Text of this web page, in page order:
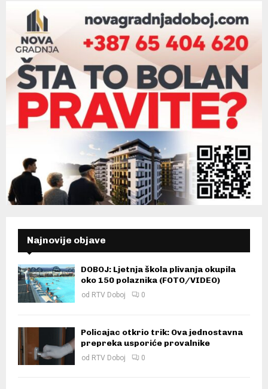
Najnovije objave
DOBOJ: Ljetnja škola plivanja okupila
oko 150 polaznika (FOTO/VIDEO)
od RTV Doboj 0
Policajac otkrio trik: Ova jednostavna
prepreka usporiće provalnike
od RTV Doboj 0